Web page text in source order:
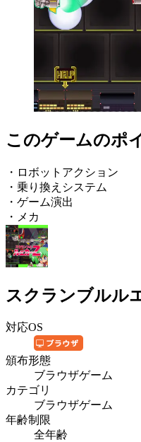
このゲームのポ
・ロボットアクション
・乗り換えシステム
・ゲーム演出
・メカ
スクランブルル
対応OS
頒布形態
ブラウザゲーム
カテゴリ
ブラウザゲーム
年齢制限
全年齢